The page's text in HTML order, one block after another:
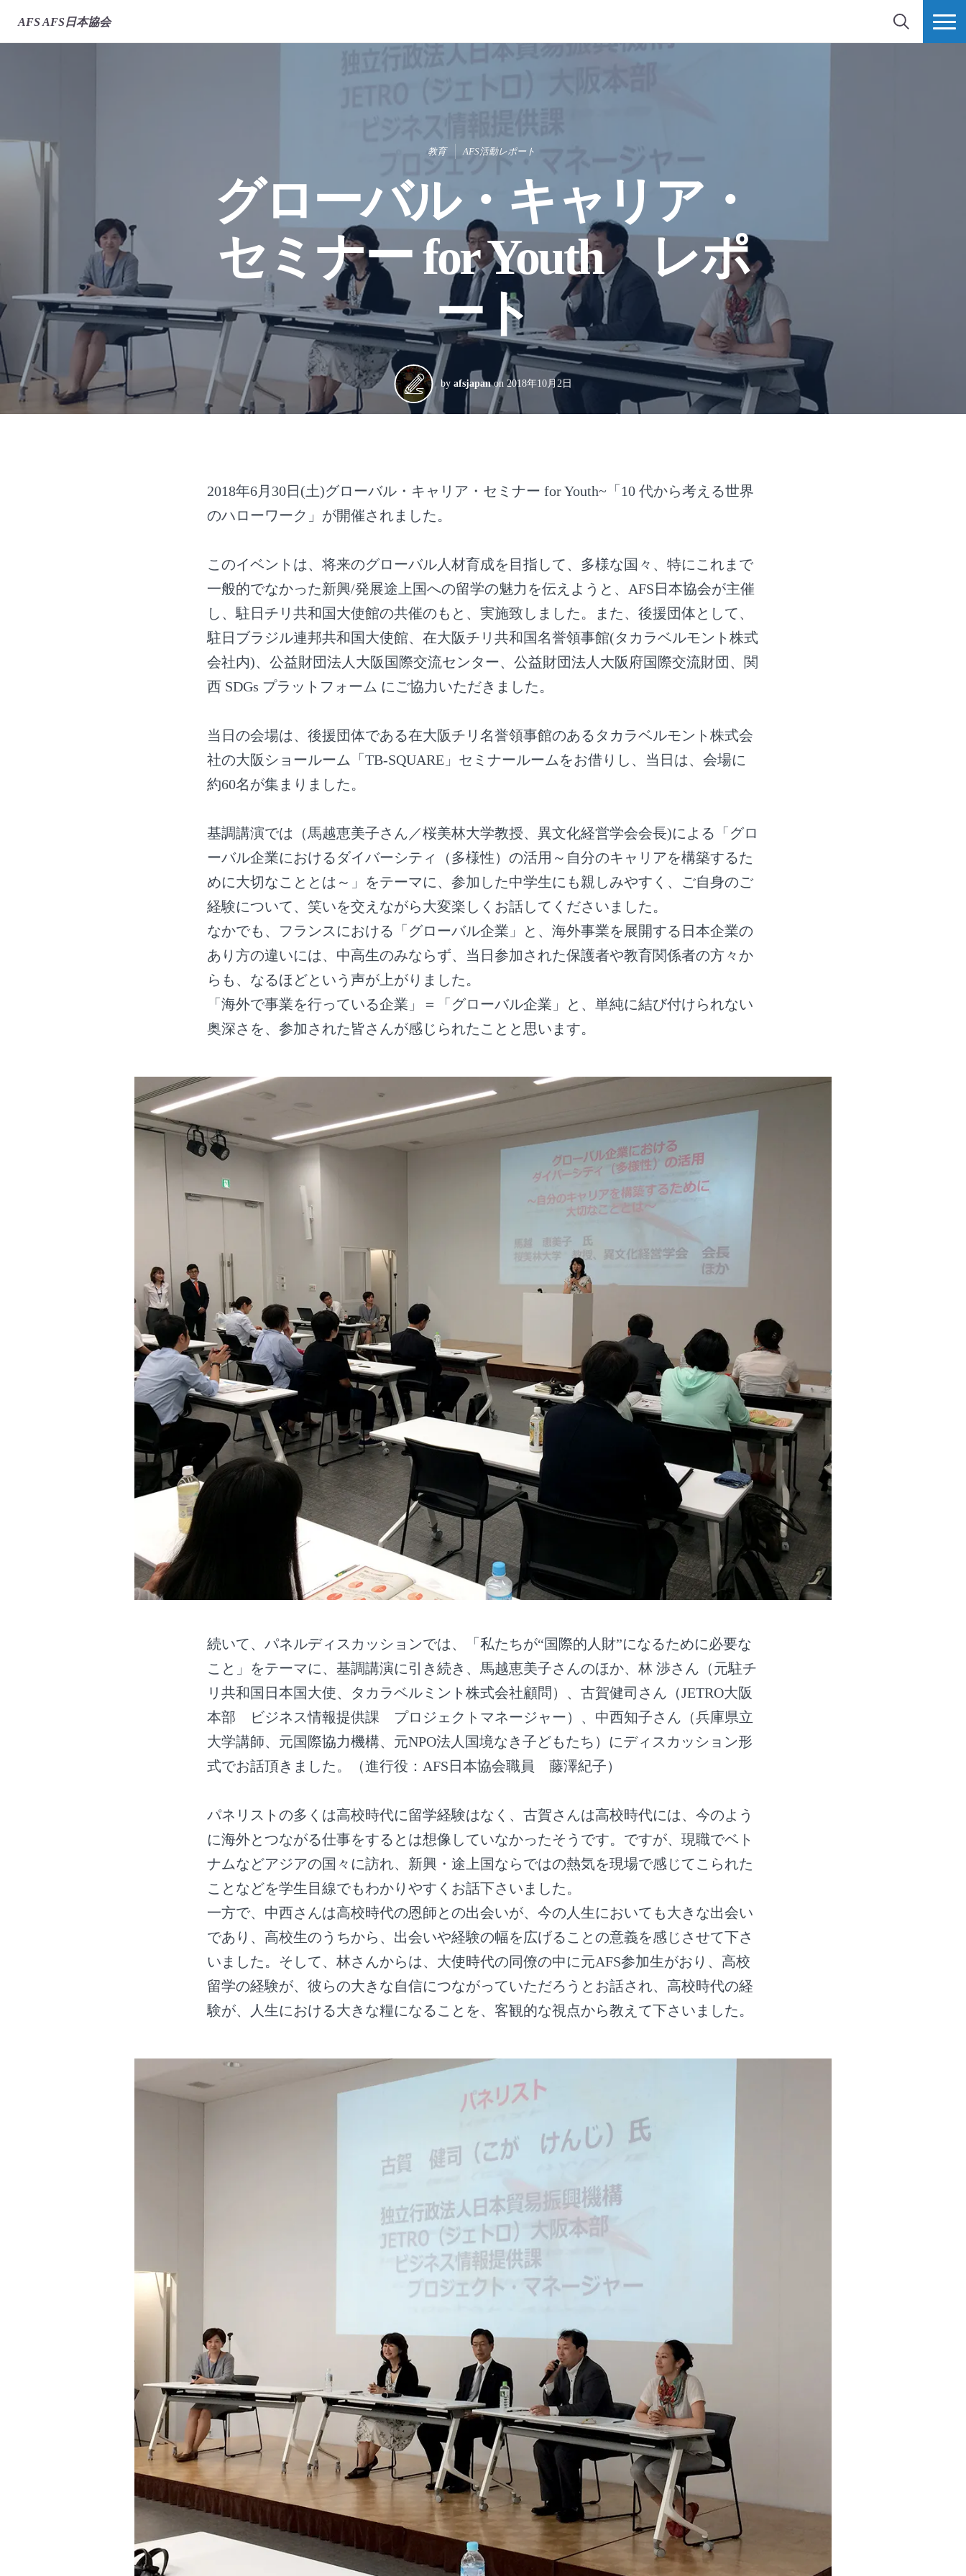
AFS AFS日本協会
検索 MORE
教育 AFS活動レポート
グローバル・キャリア・
セミナー for Youth レポ
ート
by afsjapan on 2018年10月2日
2018年6月30日(土)グローバル・キャリア・セミナー for Youth~「10 代から考える世界
のハローワーク」が開催されました。
このイベントは、将来のグローバル人材育成を目指して、多様な国々、特にこれまで
一般的でなかった新興/発展途上国への留学の魅力を伝えようと、AFS日本協会が主催
し、駐日チリ共和国大使館の共催のもと、実施致しました。また、後援団体として、
駐日ブラジル連邦共和国大使館、在大阪チリ共和国名誉領事館(タカラベルモント株式
会社内)、公益財団法人大阪国際交流センター、公益財団法人大阪府国際交流財団、関
西 SDGs プラットフォーム にご協力いただきました。
当日の会場は、後援団体である在大阪チリ名誉領事館のあるタカラベルモント株式会
社の大阪ショールーム「TB-SQUARE」セミナールームをお借りし、当日は、会場に
約60名が集まりました。
基調講演では（馬越恵美子さん／桜美林大学教授、異文化経営学会会長)による「グロ
ーバル企業におけるダイバーシティ（多様性）の活用～自分のキャリアを構築するた
めに大切なこととは～」をテーマに、参加した中学生にも親しみやすく、ご自身のご
経験について、笑いを交えながら大変楽しくお話してくださいました。
なかでも、フランスにおける「グローバル企業」と、海外事業を展開する日本企業の
あり方の違いには、中高生のみならず、当日参加された保護者や教育関係者の方々か
らも、なるほどという声が上がりました。
「海外で事業を行っている企業」＝「グローバル企業」と、単純に結び付けられない
奥深さを、参加された皆さんが感じられたことと思います。
続いて、パネルディスカッションでは、「私たちが“国際的人財”になるために必要な
こと」をテーマに、基調講演に引き続き、馬越恵美子さんのほか、林 渉さん（元駐チ
リ共和国日本国大使、タカラベルミント株式会社顧問）、古賀健司さん（JETRO大阪
本部 ビジネス情報提供課 プロジェクトマネージャー）、中西知子さん（兵庫県立
大学講師、元国際協力機構、元NPO法人国境なき子どもたち）にディスカッション形
式でお話頂きました。（進行役：AFS日本協会職員 藤澤紀子）
パネリストの多くは高校時代に留学経験はなく、古賀さんは高校時代には、今のよう
に海外とつながる仕事をするとは想像していなかったそうです。ですが、現職でベト
ナムなどアジアの国々に訪れ、新興・途上国ならではの熱気を現場で感じてこられた
ことなどを学生目線でもわかりやすくお話下さいました。
一方で、中西さんは高校時代の恩師との出会いが、今の人生においても大きな出会い
であり、高校生のうちから、出会いや経験の幅を広げることの意義を感じさせて下さ
いました。そして、林さんからは、大使時代の同僚の中に元AFS参加生がおり、高校
留学の経験が、彼らの大きな自信につながっていただろうとお話され、高校時代の経
験が、人生における大きな糧になることを、客観的な視点から教えて下さいました。